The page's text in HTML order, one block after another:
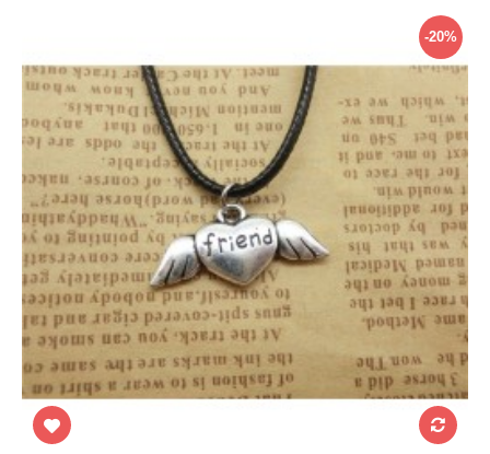
-20%